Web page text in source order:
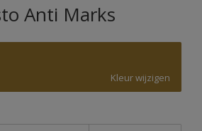
Anti Marks
Kleur wijzigen